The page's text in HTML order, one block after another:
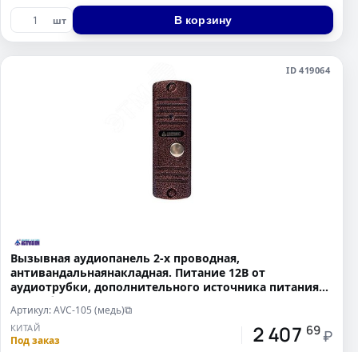
шт В корзину
ID 419064
Вызывная аудиопанель 2-х проводная,
антивандальнаянакладная. Питание 12В от
аудиотрубки, дополнительного источника питания
не требуется
Артикул: AVC-105 (медь)⧉
КИТАЙ
Под заказ 2 407 69 ₽